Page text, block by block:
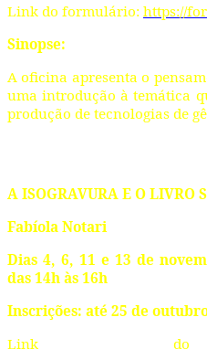
Link do formulário: https://
Sinopse:
A oficina apresenta o
uma introdução à temática
produção de tecnologias de
A ISOGRAVURA E O LIVRO
Fabíola Notari
Dias 4, 6, 11 e 13 de
das 14h às 16h
Inscrições: até 25 de
Link do